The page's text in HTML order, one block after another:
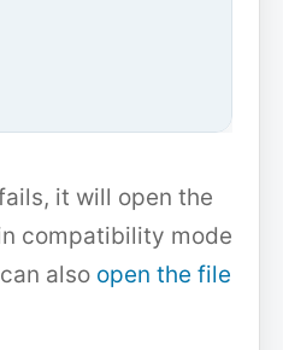
it will open the
compatibility mode
also open the file